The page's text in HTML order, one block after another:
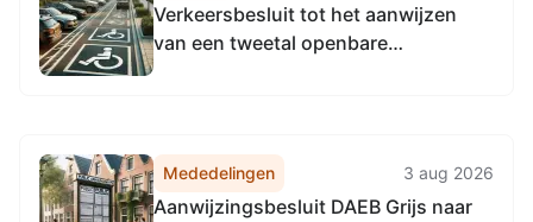
Verkeersbesluit tot het aanwijzen
van een tweetal openbare
auto's
Mededelingen 3 aug 2026
Aanwijzingsbesluit DAEB Grijs naar